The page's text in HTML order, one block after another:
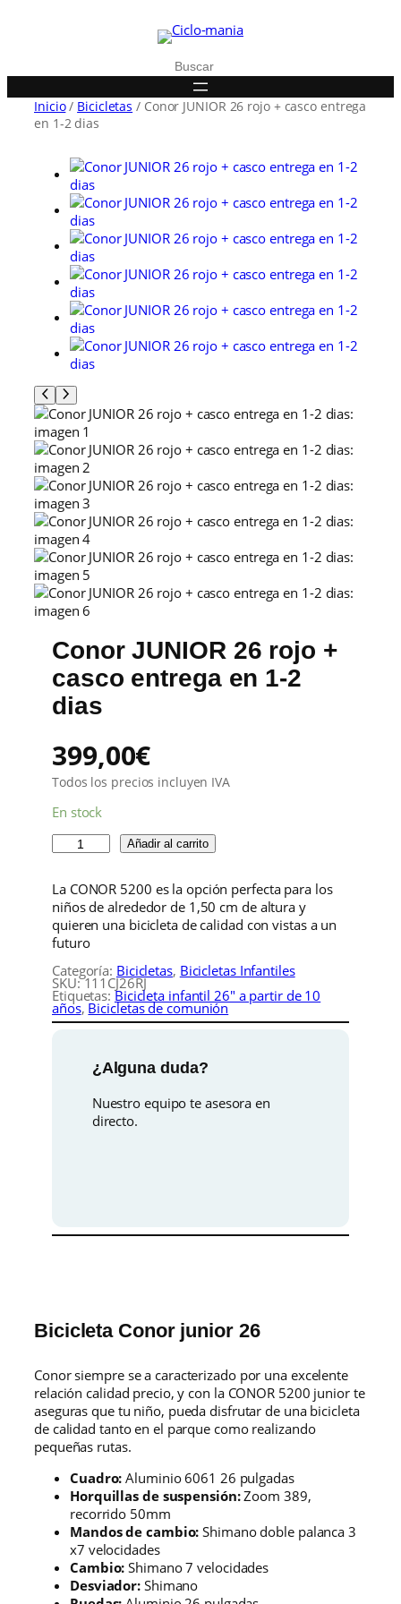
Inicio/ Bicicletas / Conor JUNIOR 26 rojo + casco entrega
en 1-2 dias
Conor JUNIOR 26 rojo +
casco entrega en 1-2
dias
399,00€
Todos los precios incluyen IVA
En stock
o
r
J
U
N
I
O
R
o
e
e
n
1
-
2
a
c
n
t
Añadir al carrito
La CONOR 5200 es la opción perfecta para los
niños de alrededor de 1,50 cm de altura y
quieren una bicicleta de calidad con vistas a un
futuro
Categoría: Bicicletas, Bicicletas Infantiles
SKU:111CJ26RJ
Etiquetas: Bicicleta infantil 26″ a partir de 10
años, Bicicletas de comunión
¿Alguna duda?
Nuestro equipo te asesora en
directo.
Bicicleta Conor junior 26
Conor siempre se a caracterizado por una excelente
relación calidad precio, y con la CONOR 5200 junior te
aseguras que tu niño, pueda disfrutar de una bicicleta
de calidad tanto en el parque como realizando
pequeñas rutas.
Cuadro: Aluminio 6061 26 pulgadas
Horquillas de suspensión:Zoom 389,
recorrido 50mm
Mandos de cambio:Shimano doble palanca 3
x7 velocidades
Cambio: Shimano 7 velocidades
Desviador: Shimano